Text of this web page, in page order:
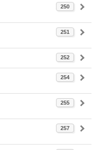
250
251
252
254
255
257